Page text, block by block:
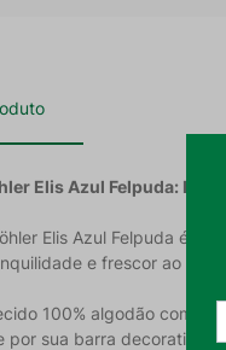
Elis Azul Felpuda:
Elis Azul Felpuda é a
e frescor ao
100% algodão com
por sua barra decorativa